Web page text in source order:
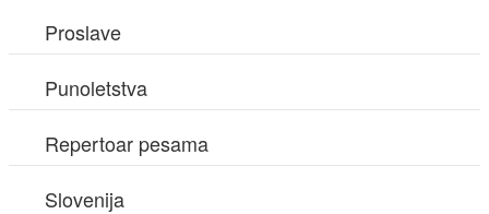
Proslave
Punoletstva
Repertoar pesama
Slovenija